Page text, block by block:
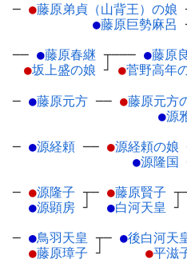
─ ●藤原弟貞（山背王）の娘
●藤原巨勢麻呂
── ●藤原春継 ┬
●坂上盛の娘 ┘
─── ●藤原
●菅野高年
─ ●藤原元方 ── ●藤原元方
●源
─ ●源経頼 ── ●源経頼の娘
●源隆国
─ ●源隆子 ┬
●源顕房 ┘
─ ●藤原賢子 ┬
●白河天皇 ┘
─ ●鳥羽天皇 ┬
●藤原璋子 ┘
─ ●後白河天
●平滋